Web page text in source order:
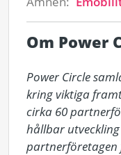
Om Power
Power Circle
kring viktiga
cirka 60
hållbar
partnerföretagen